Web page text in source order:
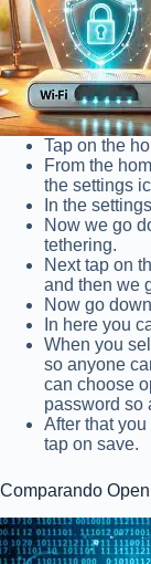
Tap on the
From the
the settings
In the
Now we go
tethering.
Next tap on
and then we
Now go
In here you
When you
so anyone
can choose
password so
After that
tap on save.
Comparando